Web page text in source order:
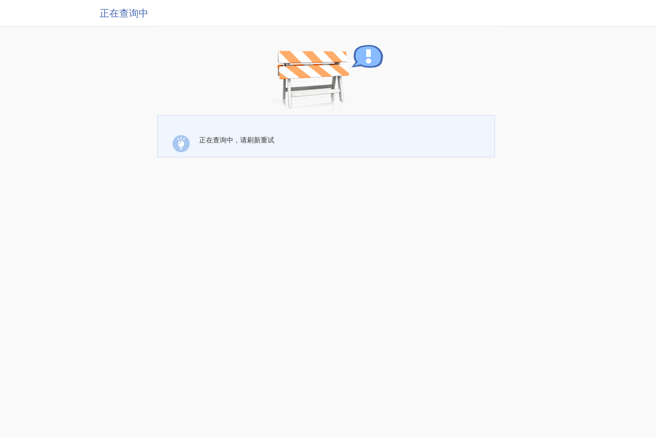
正在查询中
正在查询中，请刷新重试